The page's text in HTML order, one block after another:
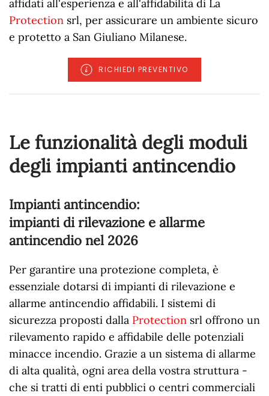
affidati all'esperienza e all'affidabilità di La
Protection srl, per assicurare un ambiente sicuro
e protetto a San Giuliano Milanese.
RICHIEDI PREVENTIVO
Le funzionalità degli moduli
degli impianti antincendio
Impianti antincendio:
impianti di rilevazione e allarme
antincendio nel 2026
Per garantire una protezione completa, è
essenziale dotarsi di impianti di rilevazione e
allarme antincendio affidabili. I sistemi di
sicurezza proposti dalla Protection srl offrono un
rilevamento rapido e affidabile delle potenziali
minacce incendio. Grazie a un sistema di allarme
di alta qualità, ogni area della vostra struttura -
che si tratti di enti pubblici o centri commerciali